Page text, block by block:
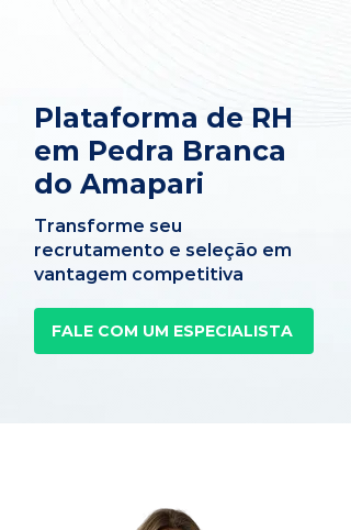
Plataforma de RH
em Pedra Branca
do Amapari
Transforme seu
recrutamento e seleção em
vantagem competitiva
FALE COM UM ESPECIALISTA